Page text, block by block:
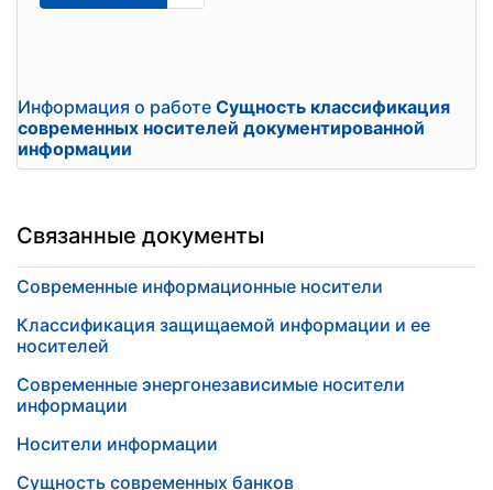
Информация о работе Сущность классификация
современных носителей документированной
информации
Связанные документы
Современные информационные носители
Классификация защищаемой информации и ее
носителей
Современные энергонезависимые носители
информации
Носители информации
Сущность современных банков